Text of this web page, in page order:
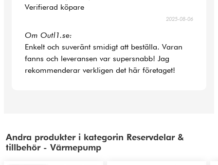
Verifierad köpare
2025-08-06
Om Outl1.se:
Enkelt och suveränt smidigt att beställa. Varan
fanns och leveransen var supersnabb! Jag
rekommenderar verkligen det här företaget!
Andra produkter i kategorin Reservdelar &
tillbehör - Värmepump